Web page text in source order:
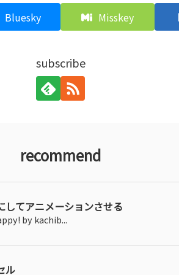
Bluesky Misskey
subscribe
recommend
してアニメーションさせる
by kachib...
ル